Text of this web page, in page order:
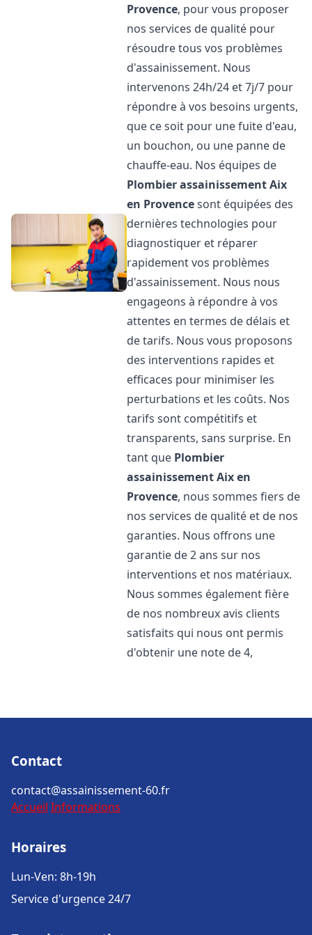
Provence, pour vous proposer
nos services de qualité pour
résoudre tous vos problèmes
d'assainissement. Nous
intervenons 24h/24 et 7j/7 pour
répondre à vos besoins urgents,
que ce soit pour une fuite d'eau,
un bouchon, ou une panne de
chauffe-eau. Nos équipes de
Plombier assainissementAix
en Provencesont équipées des
dernières technologies pour
diagnostiquer et réparer
rapidement vos problèmes
d'assainissement. Nous nous
engageons à répondre à vos
attentes en termes de délais et
de tarifs. Nous vous proposons
des interventions rapides et
efficaces pour minimiser les
perturbations et les coûts. Nos
tarifs sont compétitifs et
transparents, sans surprise. En
tant que Plombier
assainissementAix en
Provence, nous sommes fiers de
nos services de qualité et de nos
garanties. Nous offrons une
garantie de 2 ans sur nos
interventions et nos matériaux.
Nous sommes également fière
de nos nombreux avis clients
satisfaits qui nous ont permis
d'obtenir une note de 4,
Contact
contact@assainissement-60.fr
Accueil Informations
Horaires
Lun-Ven: 8h-19h
Service d'urgence 24/7